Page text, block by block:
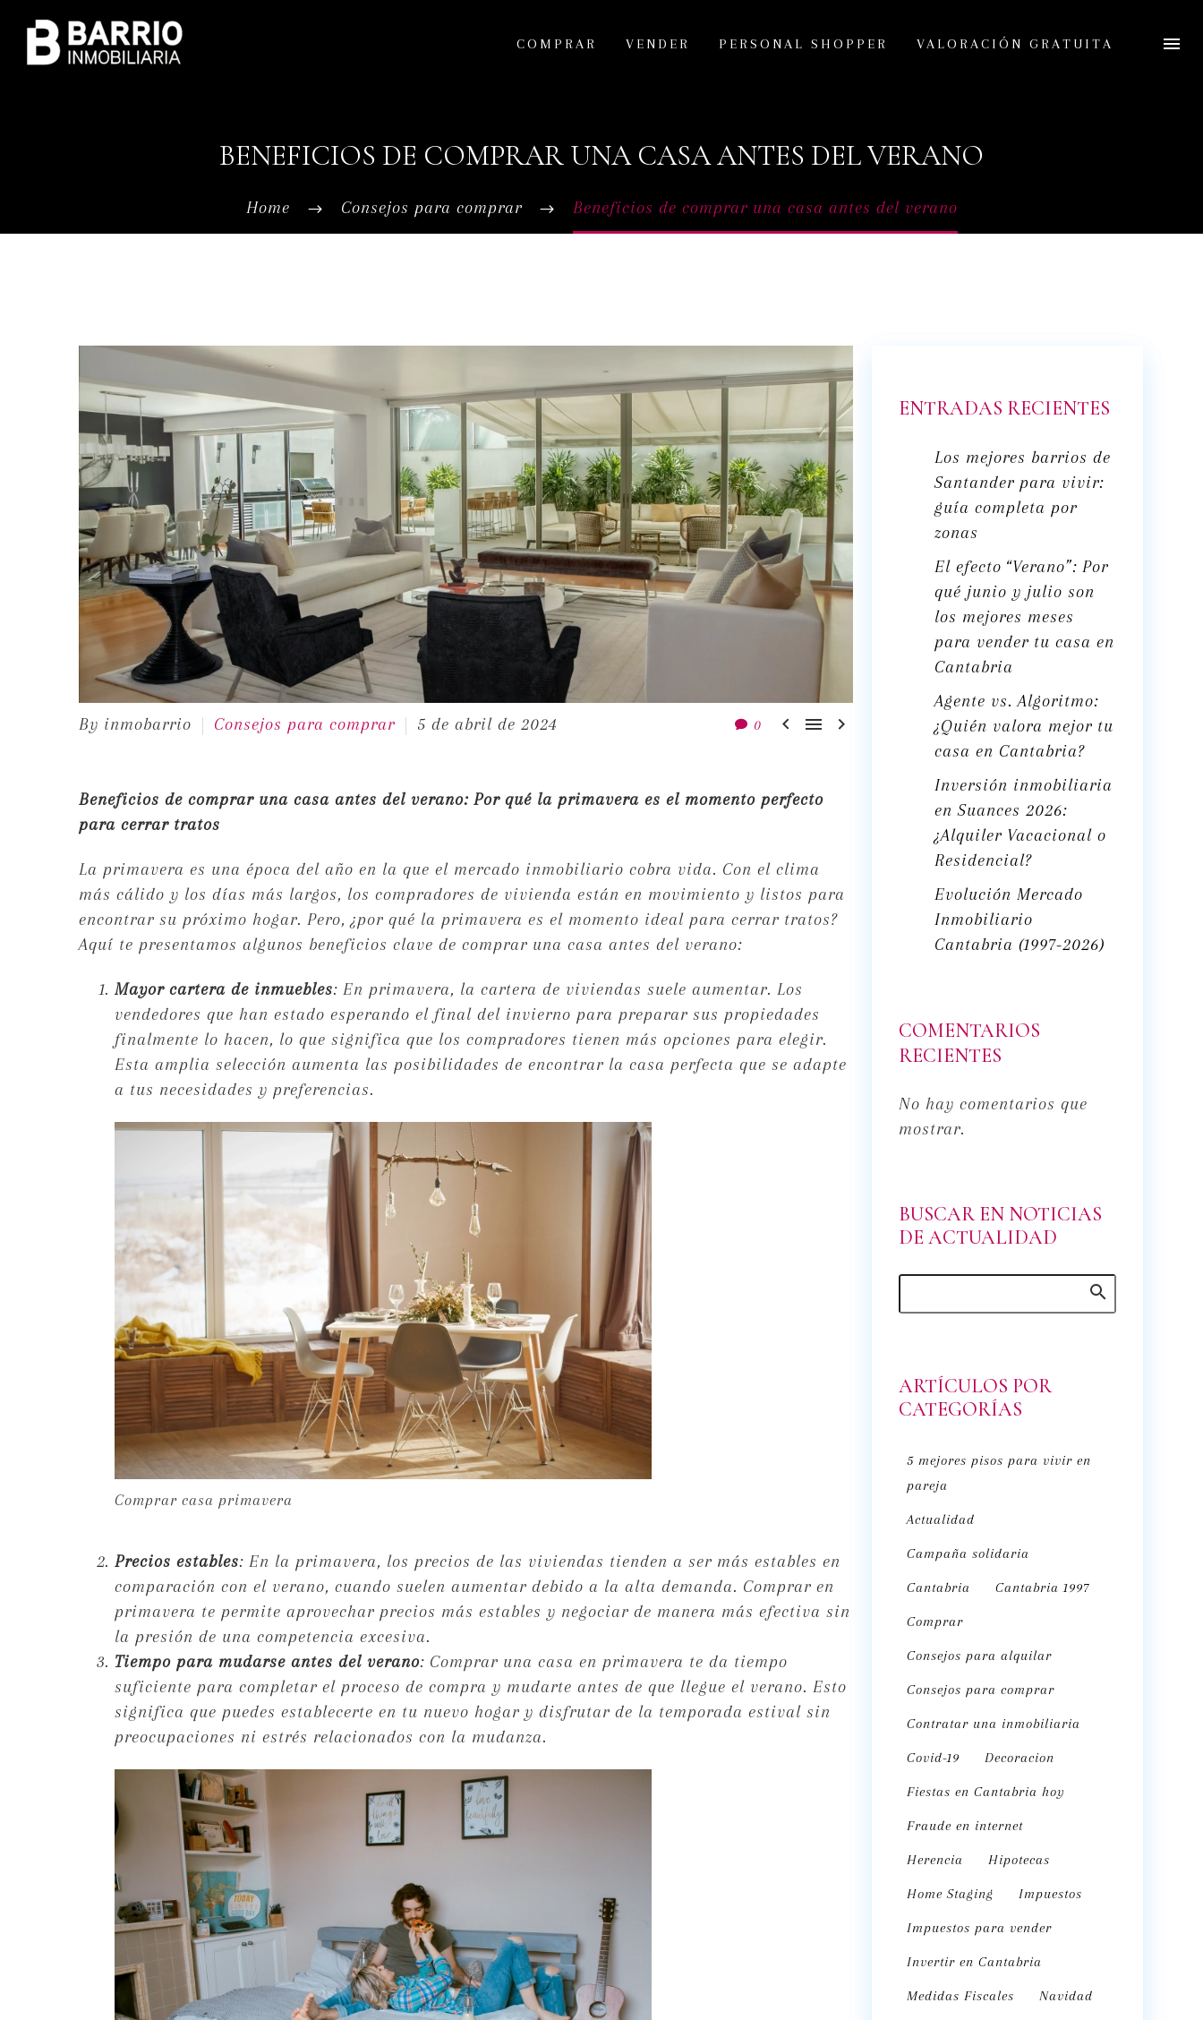
COMPRAR VENDER PERSONAL SHOPPER VALORACIÓN GRATUITA
BENEFICIOS DE COMPRAR UNA CASA ANTES DEL VERANO
Home Consejos para comprar Beneficios de comprar una casa antes del verano
0   
By inmobarrio Consejos para comprar 5 de abril de 2024
Beneficios de comprar una casa antes del verano: Por qué la primavera es el momento perfecto
para cerrar tratos
La primavera es una época del año en la que el mercado inmobiliario cobra vida. Con el clima
más cálido y los días más largos, los compradores de vivienda están en movimiento y listos para
encontrar su próximo hogar. Pero, ¿por qué la primavera es el momento ideal para cerrar tratos?
Aquí te presentamos algunos beneficios clave de comprar una casa antes del verano:
Mayor cartera de inmuebles: En primavera, la cartera de viviendas suele aumentar. Los
vendedores que han estado esperando el final del invierno para preparar sus propiedades
finalmente lo hacen, lo que significa que los compradores tienen más opciones para elegir.
Esta amplia selección aumenta las posibilidades de encontrar la casa perfecta que se adapte
a tus necesidades y preferencias.
Comprar casa primavera
Precios estables: En la primavera, los precios de las viviendas tienden a ser más estables en
comparación con el verano, cuando suelen aumentar debido a la alta demanda. Comprar en
primavera te permite aprovechar precios más estables y negociar de manera más efectiva sin
la presión de una competencia excesiva.
Tiempo para mudarse antes del verano: Comprar una casa en primavera te da tiempo
suficiente para completar el proceso de compra y mudarte antes de que llegue el verano. Esto
significa que puedes establecerte en tu nuevo hogar y disfrutar de la temporada estival sin
preocupaciones ni estrés relacionados con la mudanza.
ENTRADAS RECIENTES
Los mejores barrios de
Santander para vivir:
guía completa por
zonas
El efecto “Verano”: Por
qué junio y julio son
los mejores meses
para vender tu casa en
Cantabria
Agente vs. Algoritmo:
¿Quién valora mejor tu
casa en Cantabria?
Inversión inmobiliaria
en Suances 2026:
¿Alquiler Vacacional o
Residencial?
Evolución Mercado
Inmobiliario
Cantabria (1997-2026)
COMENTARIOS
RECIENTES
No hay comentarios que
mostrar.
BUSCAR EN NOTICIAS
DE ACTUALIDAD
ARTÍCULOS POR
CATEGORÍAS
5 mejores pisos para vivir en
pareja
Actualidad
Campaña solidaria
Cantabria Cantabria 1997
Comprar
Consejos para alquilar
Consejos para comprar
Contratar una inmobiliaria
Covid-19 Decoracion
Fiestas en Cantabria hoy
Fraude en internet
Herencia Hipotecas
Home Staging Impuestos
Impuestos para vender
Invertir en Cantabria
Medidas Fiscales Navidad